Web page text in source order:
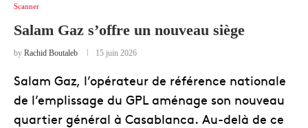
Scanner
Salam Gaz s’offre un nouveau siège
by Rachid Boutaleb 15 juin 2026
Salam Gaz, l’opérateur de référence nationale
de l’emplissage du GPL aménage son nouveau
quartier général à Casablanca. Au-delà de ce